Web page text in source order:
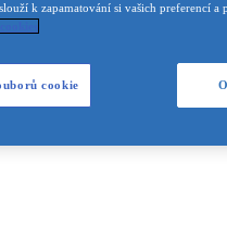
k zapamatování si vašich preferencí
cookie